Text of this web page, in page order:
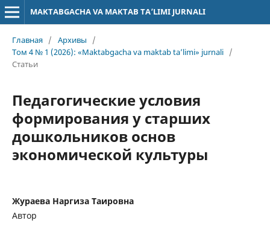
MAKTABGACHA VA MAKTAB TA’LIMI JURNALI
Главная / Архивы
/
Том 4 № 1 (2026): «Maktabgacha va maktab ta’limi» jurnali /
Статьи
Педагогические условия
формирования у старших
дошкольников основ
экономической культуры
Жураева Наргиза Таировна
Автор